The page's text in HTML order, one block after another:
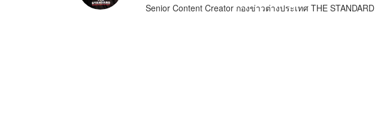
Senior Content Creator กองข่าวต่างประเทศ THE STANDARD